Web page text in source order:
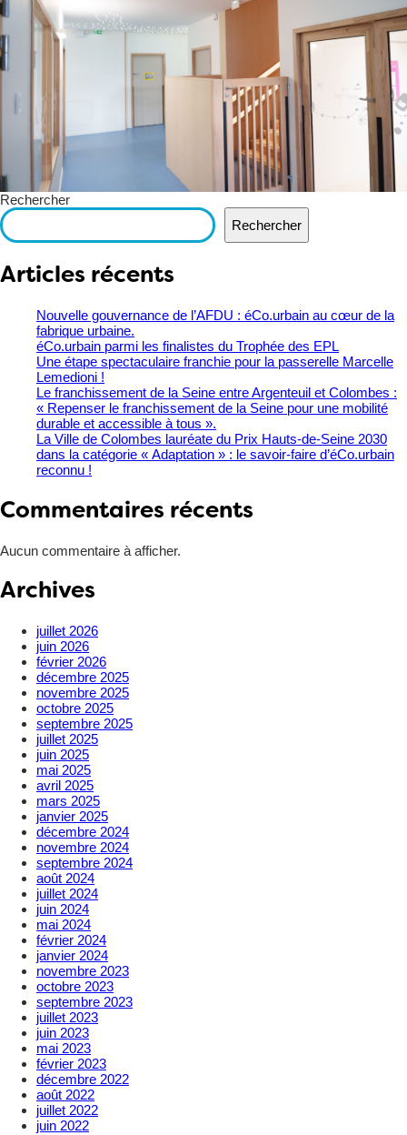
Rechercher
Rechercher
Articles récents
Nouvelle gouvernance de l’AFDU : éCo.urbain au cœur de la
fabrique urbaine.
éCo.urbain parmi les finalistes du Trophée des EPL
​Une étape spectaculaire franchie pour la passerelle Marcelle
Lemedioni !
Le franchissement de la Seine entre Argenteuil et Colombes :
« Repenser le franchissement de la Seine pour une mobilité
durable et accessible à tous ».
La Ville de Colombes lauréate du Prix Hauts-de-Seine 2030
dans la catégorie « Adaptation » : le savoir-faire d’éCo.urbain
reconnu !
Commentaires récents
Aucun commentaire à afficher.
Archives
juillet 2026
juin 2026
février 2026
décembre 2025
novembre 2025
octobre 2025
septembre 2025
juillet 2025
juin 2025
mai 2025
avril 2025
mars 2025
janvier 2025
décembre 2024
novembre 2024
septembre 2024
août 2024
juillet 2024
juin 2024
mai 2024
février 2024
janvier 2024
novembre 2023
octobre 2023
septembre 2023
juillet 2023
juin 2023
mai 2023
février 2023
décembre 2022
août 2022
juillet 2022
juin 2022